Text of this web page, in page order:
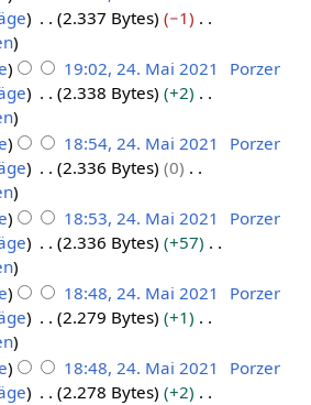
2.337 Bytes
−1
19:02, 24. Mai 2021
Porzer
2.338 Bytes
+2
18:54, 24. Mai 2021
Porzer
2.336 Bytes
0
18:53, 24. Mai 2021
Porzer
2.336 Bytes
+57
18:48, 24. Mai 2021
Porzer
2.279 Bytes
+1
18:48, 24. Mai 2021
Porzer
2.278 Bytes
+2